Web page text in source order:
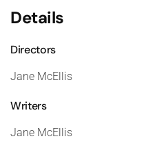
Details
Directors
Jane McEllis
Writers
Jane McEllis